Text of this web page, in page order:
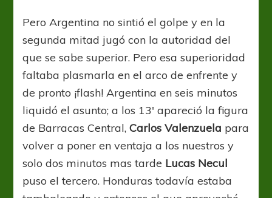
Pero Argentina no sintió el golpe y en la
segunda mitad jugó con la autoridad del
que se sabe superior. Pero esa superioridad
faltaba plasmarla en el arco de enfrente y
de pronto ¡flash! Argentina en seis minutos
liquidó el asunto; a los 13′ apareció la figura
de Barracas Central,Carlos Valenzuela para
volver a poner en ventaja a los nuestros y
solo dos minutos mas tarde Lucas Necul
puso el tercero. Honduras todavía estaba